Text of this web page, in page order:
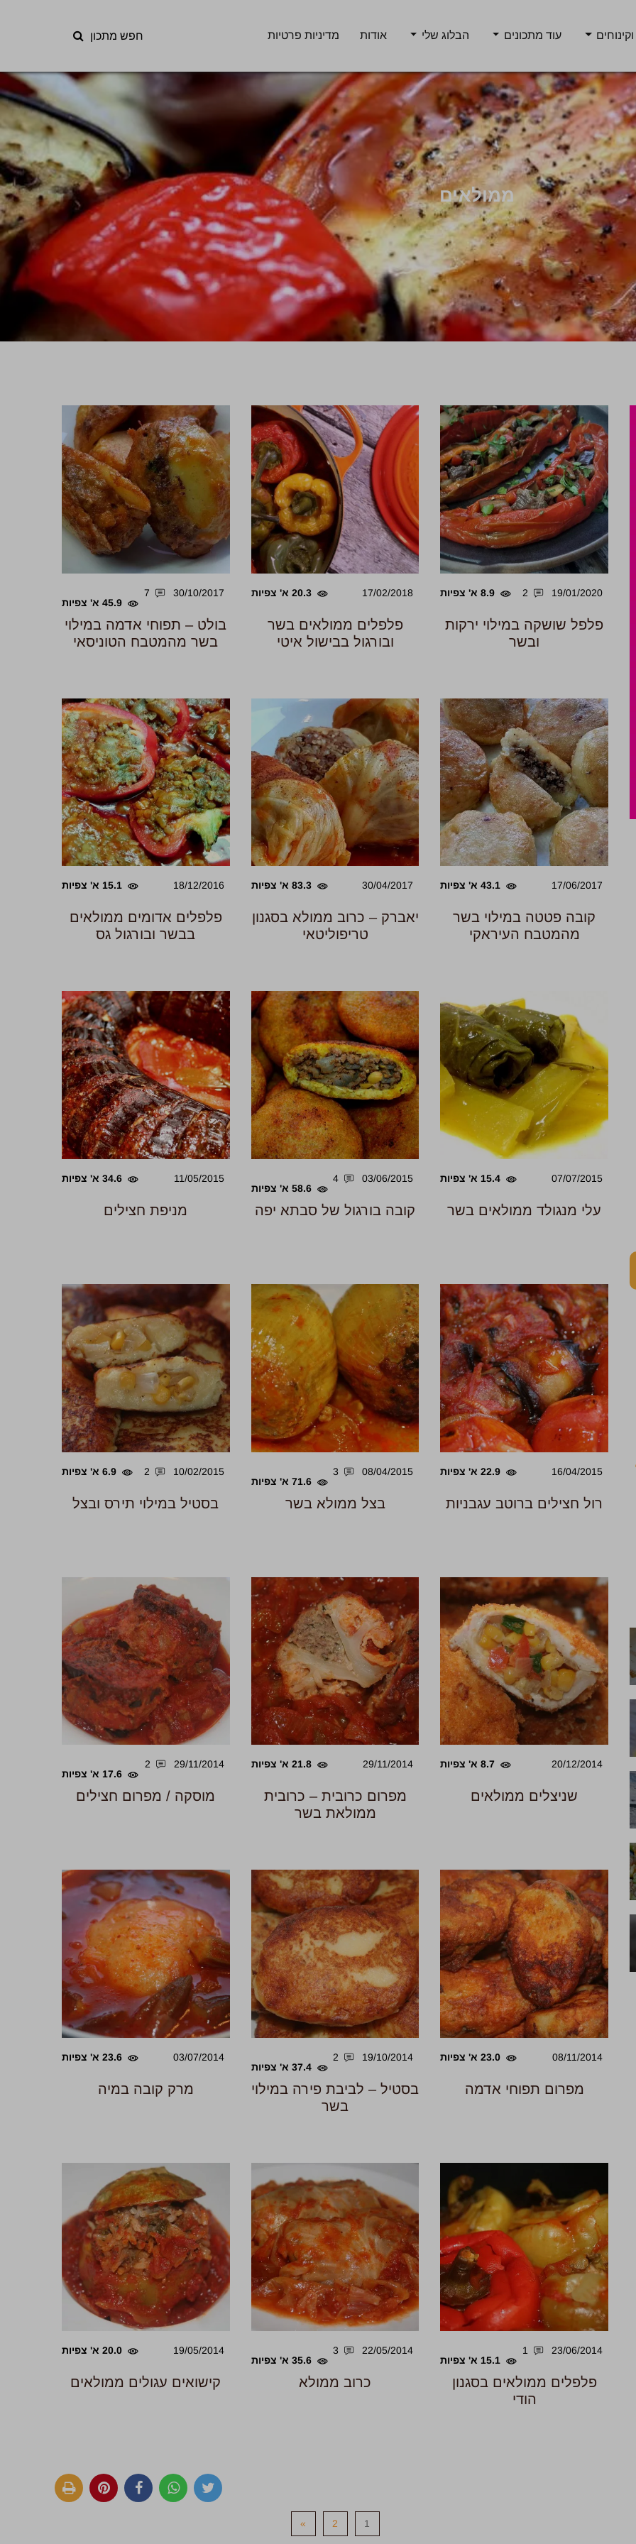
עוד מתכונים הבלוג שלי אודות מדיניות פרטיות חפש מתכון
ממולאים
19/01/2020
2 8.9 א' צפיות
פלפל שושקה במילוי ירקות
ובשר
17/02/2018 20.3 א' צפיות
פלפלים ממולאים בשר
ובורגול בבישול איטי
30/10/2017
7
45.9 א' צפיות
בולט – תפוחי אדמה במילוי
בשר מהמטבח הטוניסאי
17/06/2017 43.1 א' צפיות
קובה פטטה במילוי בשר
מהמטבח העיראקי
30/04/2017 83.3 א' צפיות
יאברק – כרוב ממולא בסגנון
טריפוליטאי
18/12/2016 15.1 א' צפיות
פלפלים אדומים ממולאים
בבשר ובורגול גס
07/07/2015 15.4 א' צפיות
עלי מנגולד ממולאים בשר
03/06/2015
4
58.6 א' צפיות
קובה בורגול של סבתא יפה
11/05/2015 34.6 א' צפיות
מניפת חצילים
16/04/2015 22.9 א' צפיות
רול חצילים ברוטב עגבניות
08/04/2015
3
71.6 א' צפיות
בצל ממולא בשר
10/02/2015
2 6.9 א' צפיות
בסטיל במילוי תירס ובצל
20/12/2014 8.7 א' צפיות
שניצלים ממולאים
29/11/2014 21.8 א' צפיות
מפרום כרובית – כרובית
ממולאת בשר
29/11/2014
2
17.6 א' צפיות
מוסקה / מפרום חצילים
08/11/2014 23.0 א' צפיות
מפרום תפוחי אדמה
19/10/2014
2
37.4 א' צפיות
בסטיל – לביבת פירה במילוי
בשר
03/07/2014 23.6 א' צפיות
מרק קובה במיה
23/06/2014
1
15.1 א' צפיות
פלפלים ממולאים בסגנון
הודי
22/05/2014
3
35.6 א' צפיות
כרוב ממולא
19/05/2014 20.0 א' צפיות
קישואים עגולים ממולאים
1
2
»